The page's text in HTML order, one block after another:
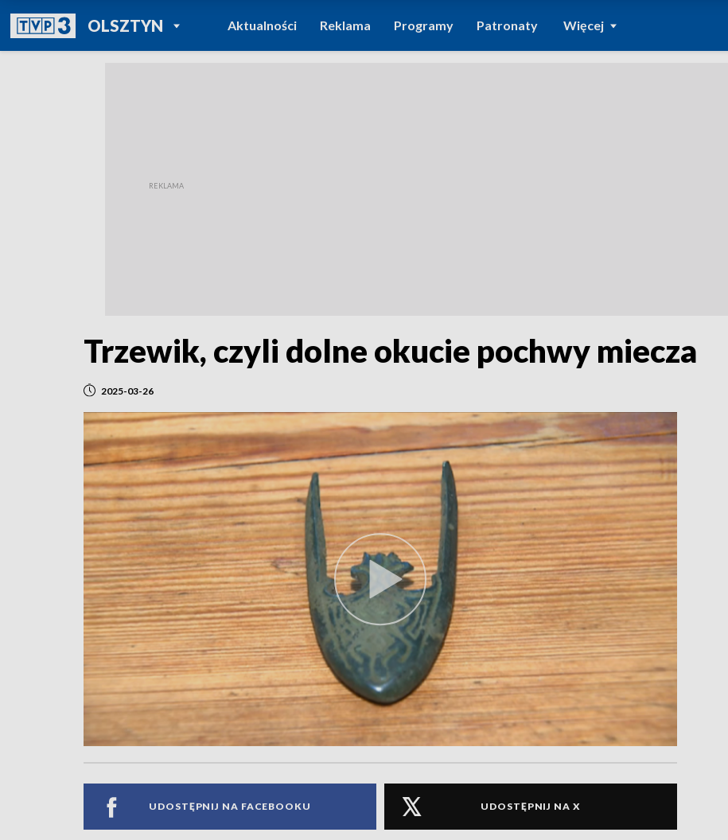
OLSZTYNPOWRÓT DO
TVP REGIONY
Aktualności Reklama Programy Patronaty Więcej
Trzewik, czyli dolne okucie pochwy miecza
2025-03-26
UDOSTĘPNIJ NA FACEBOOKU UDOSTĘPNIJ NA X